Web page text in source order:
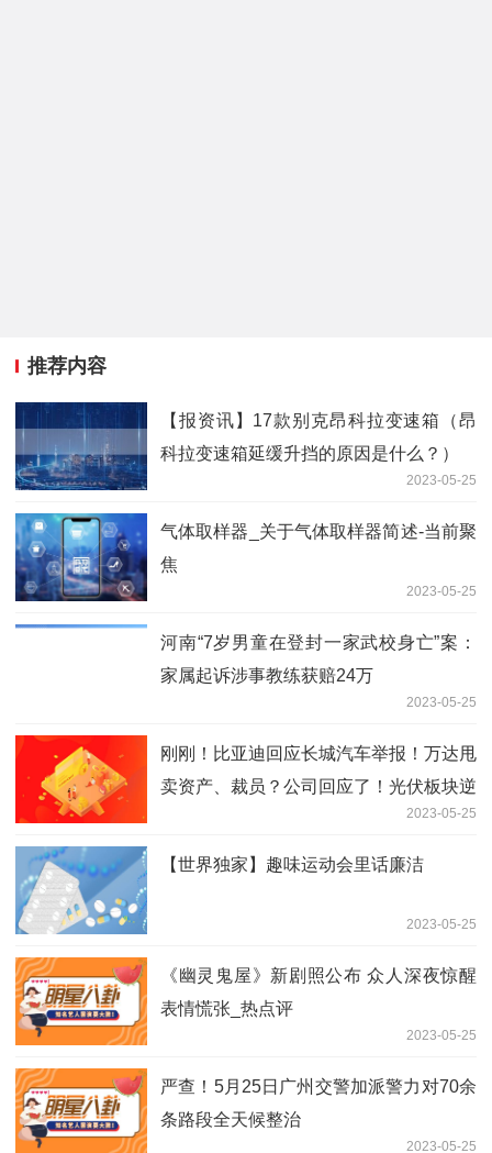
推荐内容
【报资讯】17款别克昂科拉变速箱（昂
科拉变速箱延缓升挡的原因是什么？）
2023-05-25
气体取样器_关于气体取样器简述-当前聚
焦
2023-05-25
河南“7岁男童在登封一家武校身亡”案：
家属起诉涉事教练获赔24万
2023-05-25
刚刚！比亚迪回应长城汽车举报！万达甩
卖资产、裁员？公司回应了！光伏板块逆
势大涨，多股冲击涨停 今日关注2023-05-25
【世界独家】趣味运动会里话廉洁
2023-05-25
《幽灵鬼屋》新剧照公布 众人深夜惊醒
表情慌张_热点评
2023-05-25
严查！5月25日广州交警加派警力对70余
条路段全天候整治
2023-05-25